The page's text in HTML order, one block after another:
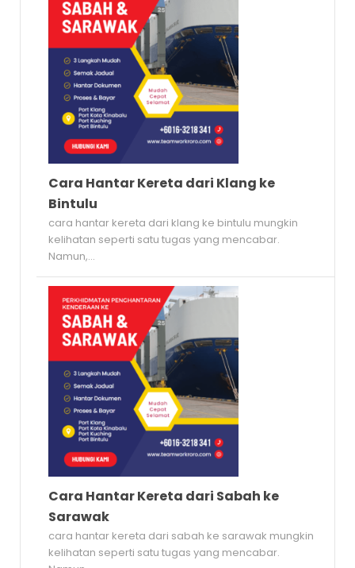
Cara Hantar Kereta dari Klang ke
Bintulu
cara hantar kereta dari klang ke bintulu mungkin
kelihatan seperti satu tugas yang mencabar.
Namun,...
Cara Hantar Kereta dari Sabah ke
Sarawak
cara hantar kereta dari sabah ke sarawak mungkin
kelihatan seperti satu tugas yang mencabar.